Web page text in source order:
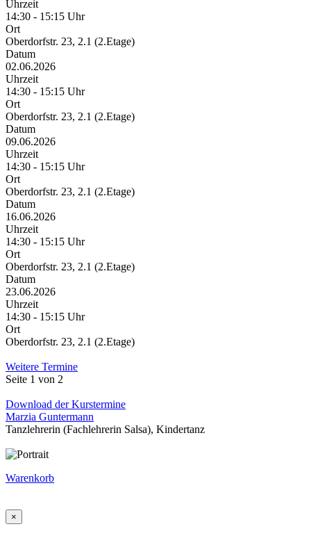
Uhrzeit
14:30 - 15:15 Uhr
Ort
Oberdorfstr. 23, 2.1 (2.Etage)
Datum
02.06.2026
Uhrzeit
14:30 - 15:15 Uhr
Ort
Oberdorfstr. 23, 2.1 (2.Etage)
Datum
09.06.2026
Uhrzeit
14:30 - 15:15 Uhr
Ort
Oberdorfstr. 23, 2.1 (2.Etage)
Datum
16.06.2026
Uhrzeit
14:30 - 15:15 Uhr
Ort
Oberdorfstr. 23, 2.1 (2.Etage)
Datum
23.06.2026
Uhrzeit
14:30 - 15:15 Uhr
Ort
Oberdorfstr. 23, 2.1 (2.Etage)
Weitere Termine
Seite 1 von 2
Download der Kurstermine
Marzia Guntermann
Tanzlehrerin (Fachlehrerin Salsa), Kindertanz
Warenkorb
×